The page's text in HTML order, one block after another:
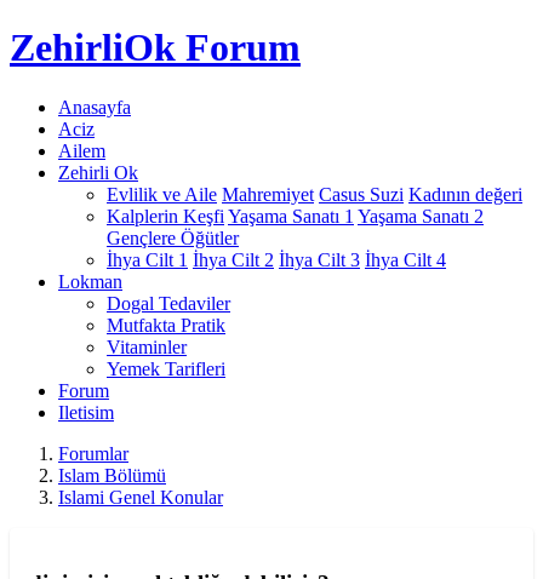
ZehirliOk Forum
Anasayfa
Aciz
Ailem
Zehirli Ok
Evlilik ve Aile Mahremiyet Casus Suzi Kadının değeri
Kalplerin Keşfi Yaşama Sanatı 1 Yaşama Sanatı 2
Gençlere Öğütler
İhya Cilt 1 İhya Cilt 2 İhya Cilt 3 İhya Cilt 4
Lokman
Dogal Tedaviler
Mutfakta Pratik
Vitaminler
Yemek Tarifleri
Forum
Iletisim
Forumlar
Islam Bölümü
Islami Genel Konular